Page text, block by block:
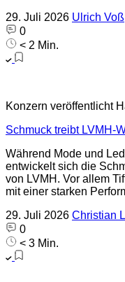
29. Juli 2026 Ulrich Voß
0
< 2 Min.
Konzern veröffentlicht
Schmuck treibt LVMH-
Während Mode und
entwickelt sich die
von LVMH. Vor allem
mit einer starken
29. Juli 2026 Christian
0
< 3 Min.